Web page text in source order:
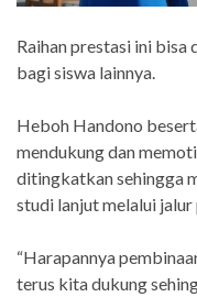
Raihan prestasi ini
bagi siswa lainnya.
Heboh Handono
mendukung dan
ditingkatkan sehingga
studi lanjut melalui jalur
“Harapannya
terus kita dukung